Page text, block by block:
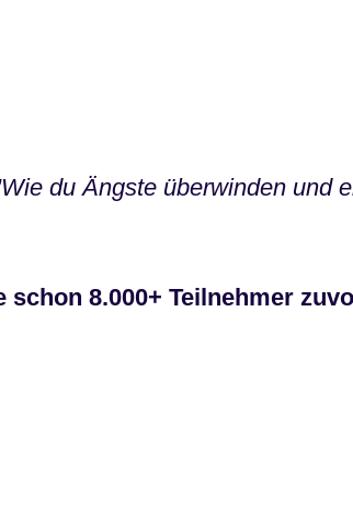
du Ängste überwinden und
8.000+ Teilnehmer